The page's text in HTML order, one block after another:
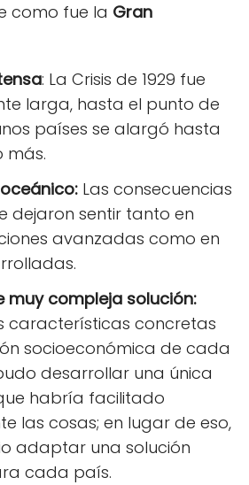
como fue la Gran
: La Crisis de 1929 fue
larga, hasta el punto de
países se alargó hasta
más.
Las consecuencias
dejaron sentir tanto en
avanzadas como en
muy compleja solución:
características concretas
socioeconómica de cada
desarrollar una única
habría facilitado
las cosas; en lugar de eso,
adaptar una solución
cada país.